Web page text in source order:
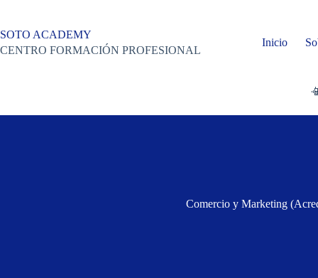
contenido
SOTO ACADEMY
CENTRO FORMACIÓN PROFESIONAL
Inicio
Comercio y Marketing